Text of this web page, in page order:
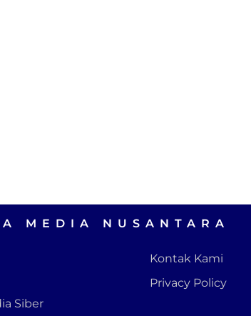
MEDIA NUSANTARA
Siber
Kontak Kami
Privacy Policy